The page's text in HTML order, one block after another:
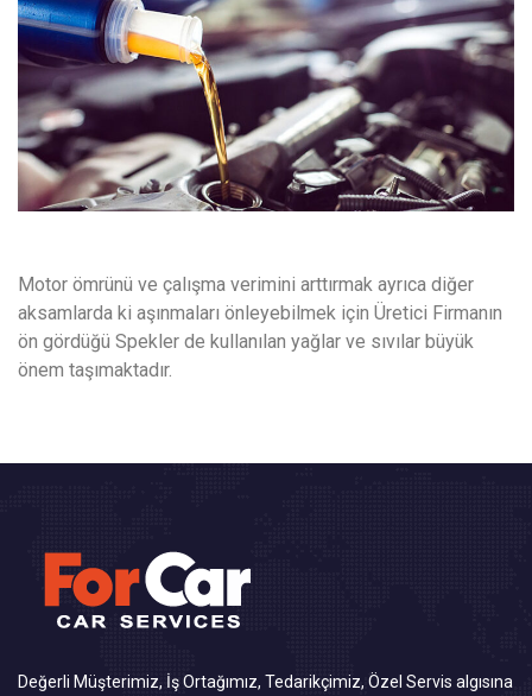
Motor ömrünü ve çalışma verimini arttırmak ayrıca diğer
aksamlarda ki aşınmaları önleyebilmek için Üretici Firmanın
ön gördüğü Spekler de kullanılan yağlar ve sıvılar büyük
önem taşımaktadır.
Değerli Müşterimiz, İş Ortağımız, Tedarikçimiz, Özel Servis algısına